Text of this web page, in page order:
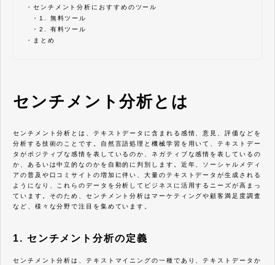
・ センチメント分析におすすめのツール
・ 1. 無料ツール
・ 2. 有料ツール
・
まとめ
センチメント分析とは
センチメント分析とは、テキストデータに含まれる感情、意見、評価などを
分析する技術のことです。自然言語処理と機械学習を用いて、テキストデー
タがポジティブな感情を表しているのか、ネガティブな感情を表しているの
か、あるいは中立的なのかを自動的に判別します。近年、ソーシャルメディ
アの普及や口コミサイトの増加に伴い、大量のテキストデータが生成される
ようになり、これらのデータを分析してビジネスに活用するニーズが高まっ
ています。そのため、センチメント分析はマーケティングや顧客満足度調査
など、様々な分野で注目を集めています。
1. センチメント分析の定義
センチメント分析は、テキストマイニングの一種であり、テキストデータか